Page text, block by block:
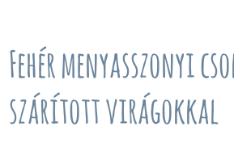
Fehér menyasszonyi
szárított virágokkal